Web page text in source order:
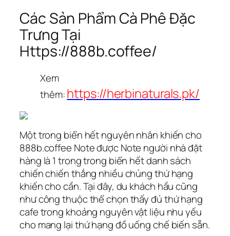
Các Sản Phẩm Cà Phê Đặc
Trưng Tại
Https://888b.coffee/
Xem
thêm:https://herbinaturals.pk/
Một trong biển hết nguyên nhân khiến cho
888b.coffee Note được Note người nhà đặt
hàng là 1 trong trong biển hết danh sách
chiến chiến thắng nhiều chủng thứ hạng
khiến cho cần. Tại đây, du khách hầu cũng
như công thuộc thể chọn thấy đủ thứ hạng
cafe trong khoảng nguyên vật liệu nhu yếu
cho mang lại thứ hạng đồ uống chế biến sẵn.